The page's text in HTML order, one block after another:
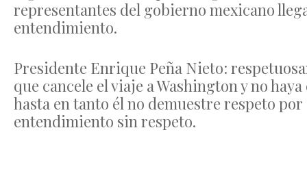
representantes del gobierno mexicano
entendimiento.
Presidente Enrique Peña Nieto:
que cancele el viaje a Washington y no
hasta en tanto él no demuestre respeto
entendimiento sin respeto.